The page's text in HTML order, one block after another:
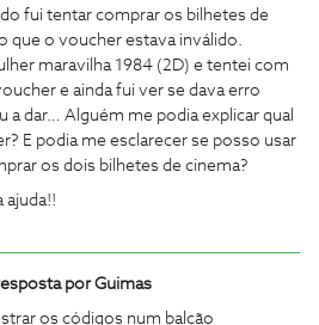
fui tentar comprar os bilhetes de
que o voucher estava inválido.
maravilha 1984 (2D) e tentei com
e ainda fui ver se dava erro
dar… Alguém me podia explicar qual
E podia me esclarecer se posso usar
os dois bilhetes de cinema?
ajuda!!
porGuimas
os códigos num balcão